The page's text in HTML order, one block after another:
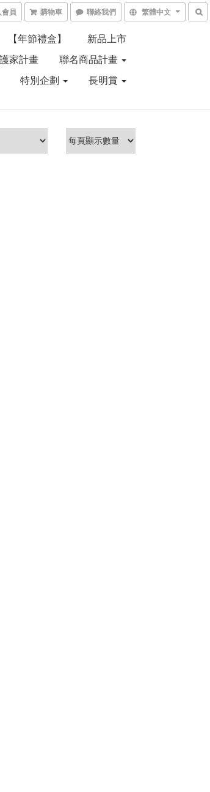
員 購物車 聯絡我們 繁體中文
【年節禮盒】
新品上市
家計畫
聯名商品計畫
特別企劃
長明賞